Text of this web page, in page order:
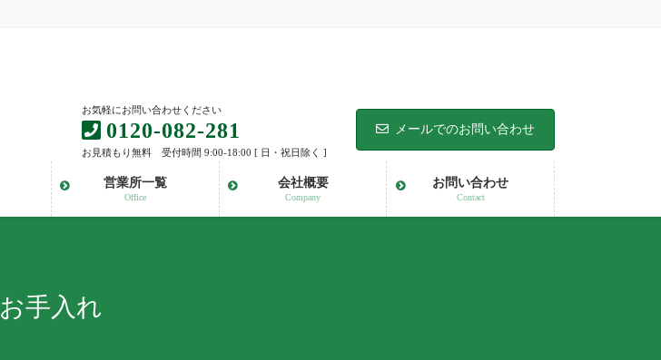
お気軽にお問い合わせください
0120-082-281
お見積もり無料 受付時間 9:00-18:00 [ 日・祝日除く ]
メールでのお問い合わせ
営業所一覧
Office
会社概要
Company
お問い合わせ
Contact
お手入れ